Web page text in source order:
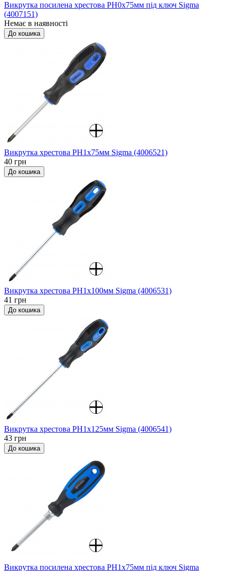
Викрутка посилена хрестова PH0x75мм під ключ Sigma
(4007151)
Немає в наявності
До кошика
Викрутка хрестова PH1x75мм Sigma (4006521)
40 грн
До кошика
Викрутка хрестова PH1x100мм Sigma (4006531)
41 грн
До кошика
Викрутка хрестова PH1x125мм Sigma (4006541)
43 грн
До кошика
Викрутка посилена хрестова PH1x75мм під ключ Sigma